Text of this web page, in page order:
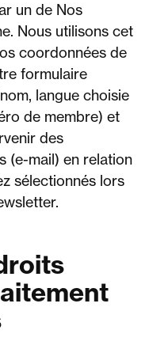
un de Nos
Nous utilisons cet
coordonnées de
formulaire
langue choisie
de membre) et
des
(e-mail) en relation
sélectionnés lors